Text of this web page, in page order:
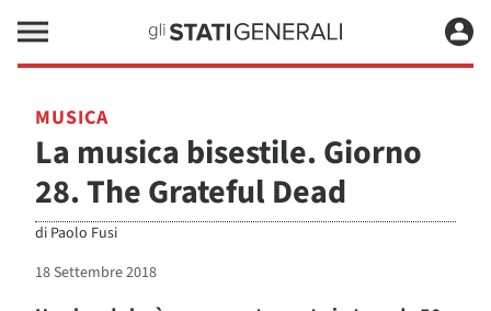
MUSICA
La musica bisestile. Giorno
28. The Grateful Dead
di Paolo Fusi
18 Settembre 2018